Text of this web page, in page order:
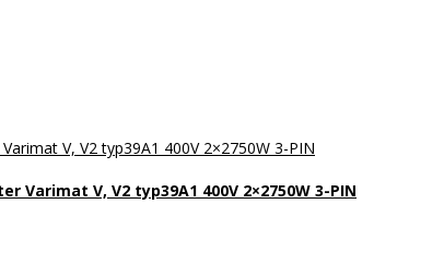
Varimat V, V2 typ39A1 400V 2×2750W 3-PIN